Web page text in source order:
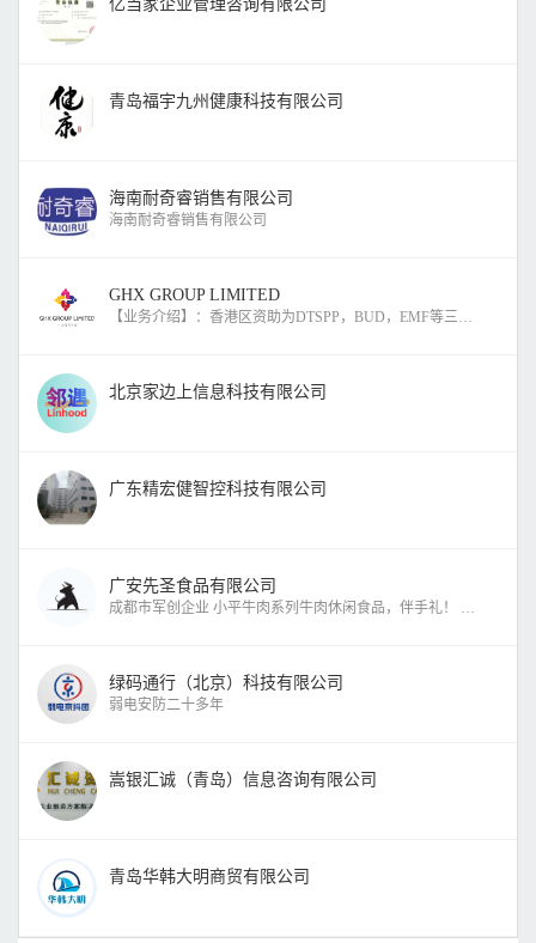
亿当家企业管理咨询有限公司
青岛福宇九州健康科技有限公司
海南耐奇睿销售有限公司
海南耐奇睿销售有限公司
GHX GROUP LIMITED
【业务介绍】：香港区资助为DTSPP，BUD，EMF等三十多项。广东
北京家边上信息科技有限公司
广东精宏健智控科技有限公司
广安先圣食品有限公司
成都市军创企业 小平牛肉系列牛肉休闲食品，伴手礼！ 西岭
绿码通行（北京）科技有限公司
弱电安防二十多年
嵩银汇诚（青岛）信息咨询有限公司
青岛华韩大明商贸有限公司